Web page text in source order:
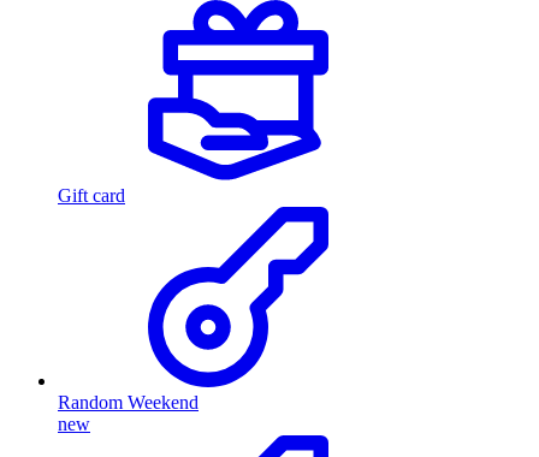
Gift card
Random Weekend
new